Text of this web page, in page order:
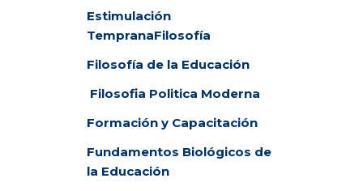
Estimulación
TempranaFilosofía
Filosofía de la Educación
Filosofia Politica Moderna
Formación y Capacitación
Fundamentos Biológicos de
la Educación